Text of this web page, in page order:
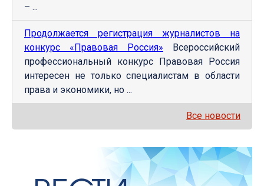
– ...
Продолжается регистрация журналистов на
конкурс «Правовая Россия» Всероссийский
профессиональный конкурс Правовая Россия
интересен не только специалистам в области
права и экономики, но ...
Все новости